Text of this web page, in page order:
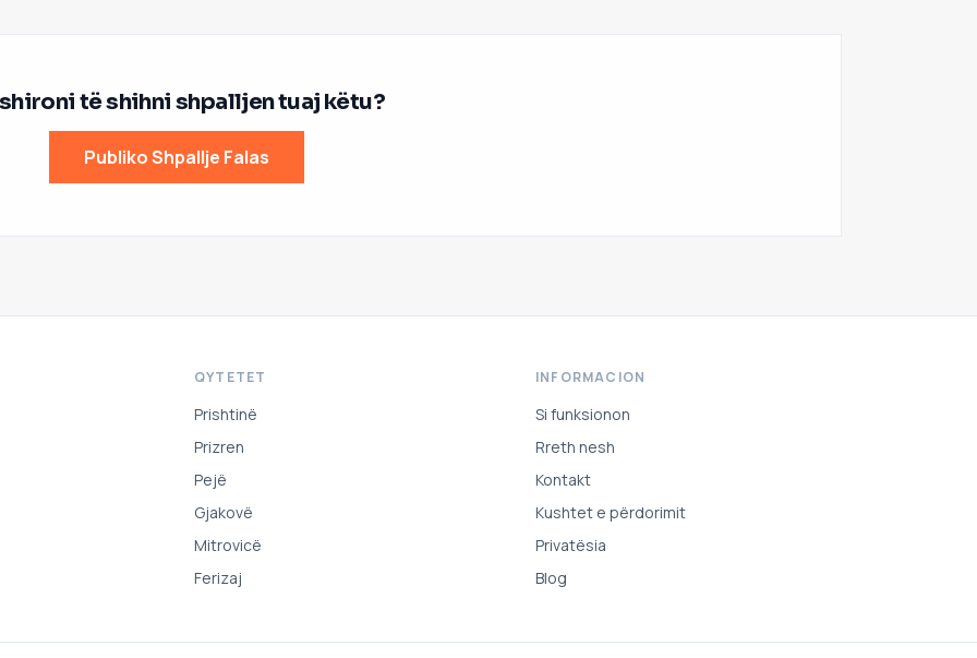
të shihni shpalljen tuaj këtu?
Publiko Shpallje Falas
QYTETET
Prishtinë
Prizren
Pejë
Gjakovë
Mitrovicë
Ferizaj
INFORMACION
Si funksionon
Rreth nesh
Kontakt
Kushtet e përdorimit
Privatësia
Blog